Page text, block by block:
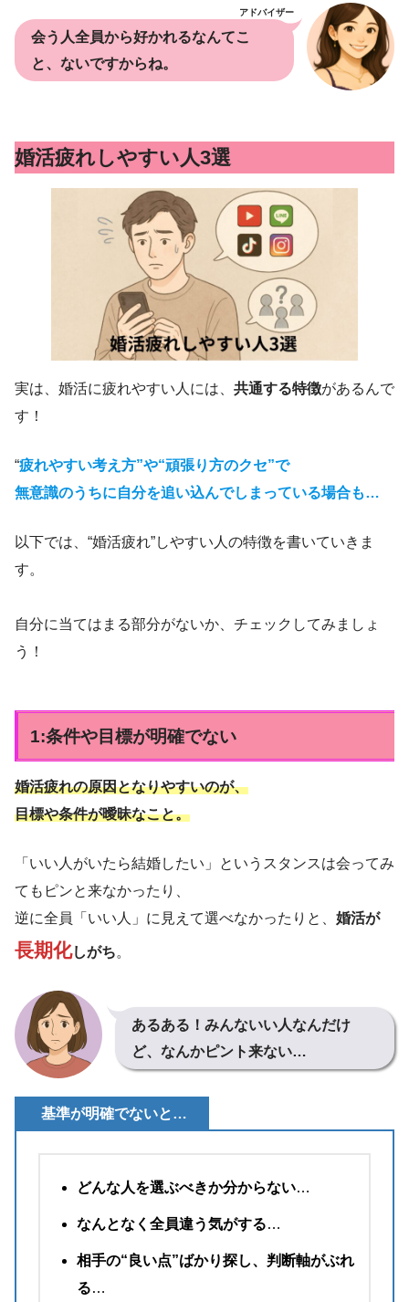
アドバイザー
会う人全員から好かれるなんてこ
と、ないですからね。
婚活疲れしやすい人3選
実は、婚活に疲れやすい人には、 共通する特徴があるんで
す！
“疲れやすい考え方”や“頑張り方のクセ”で
無意識のうちに自分を追い込んでしまっている場合も…
以下では、“婚活疲れ”しやすい人の特徴を書いていきま
す。
自分に当てはまる部分がないか、チェックしてみましょ
う！
1:条件や目標が明確でない
婚活疲れの原因となりやすいのが、
目標や条件が曖昧なこと。
「いい人がいたら結婚したい」というスタンスは会ってみ
てもピンと来なかったり、
逆に全員「いい人」に見えて選べなかったりと、 婚活が
長期化しがち。
あるある！みんないい人なんだけ
ど、なんかピント来ない…
基準が明確でないと…
どんな人を選ぶべきか分からない…
なんとなく全員違う気がする…
相手の“良い点”ばかり探し、判断軸がぶれ
る…